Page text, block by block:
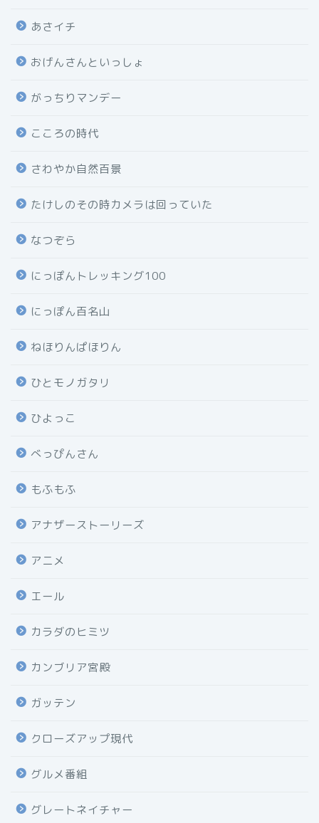
あさイチ
おげんさんといっしょ
がっちりマンデー
こころの時代
さわやか自然百景
たけしのその時カメラは回っていた
なつぞら
にっぽんトレッキング100
にっぽん百名山
ねほりんぱほりん
ひとモノガタリ
ひよっこ
べっぴんさん
もふもふ
アナザーストーリーズ
アニメ
エール
カラダのヒミツ
カンブリア宮殿
ガッテン
クローズアップ現代
グルメ番組
グレートネイチャー